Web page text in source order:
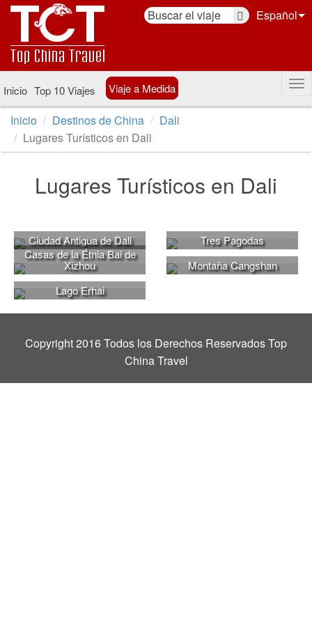
Español
Inicio Top 10 Viajes Viaje a Medida
Inicio Destinos de China
Dali
Lugares Turísticos en Dali
Lugares Turísticos en Dali
Ciudad Antigua de Dali
Tres Pagodas
Casas de la Étnia Bai de
Xizhou
Montaña Cangshan
Lago Erhai
Copyright 2016 Todos los Derechos Reservados Top
China Travel